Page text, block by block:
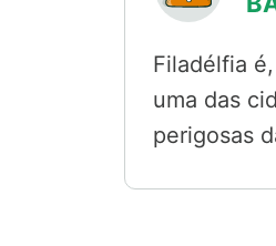
Filadélfia
uma das
perigosas